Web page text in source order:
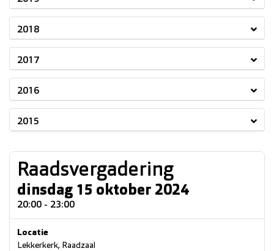
2018
2017
2016
2015
Raadsvergadering
dinsdag 15 oktober 2024
20:00 - 23:00
Locatie
Lekkerkerk, Raadzaal